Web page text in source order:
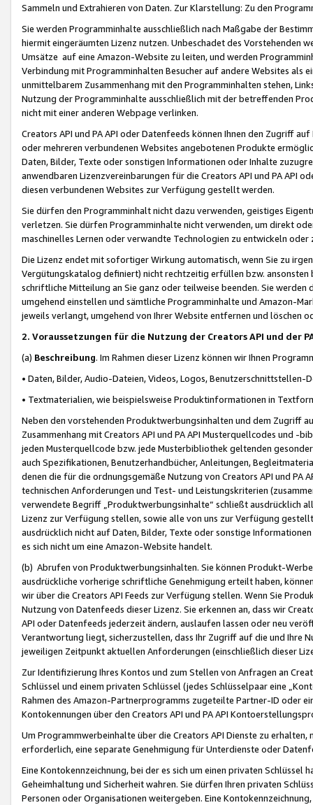
Sammeln und Extrahieren von Daten. Zur Klarstellung: Zu den
Sie werden Programminhalte ausschließlich nach Maßgabe der
hiermit eingeräumten Lizenz nutzen. Unbeschadet des Vorstehenden
Umsätze auf eine Amazon-Website zu leiten, und werden
Verbindung mit Programminhalten Besucher auf andere Websites als
unmittelbarem Zusammenhang mit den Programminhalten stehen,
Nutzung der Programminhalte ausschließlich mit der betreffenden
nicht mit einer anderen Webpage verlinken.
Creators API und PA API oder Datenfeeds können Ihnen den Zugriff
oder mehreren verbundenen Websites angebotenen Produkte
Daten, Bilder, Texte oder sonstigen Informationen oder Inhalte
anwendbaren Lizenzvereinbarungen für die Creators API und PA API
diesen verbundenen Websites zur Verfügung gestellt werden.
Sie dürfen den Programminhalt nicht dazu verwenden, geistiges
verletzen. Sie dürfen Programminhalte nicht verwenden, um direkt
maschinelles Lernen oder verwandte Technologien zu entwickeln
Die Lizenz endet mit sofortiger Wirkung automatisch, wenn Sie zu
Vergütungskatalog definiert) nicht rechtzeitig erfüllen bzw. ansonsten
schriftliche Mitteilung an Sie ganz oder teilweise beenden. Sie werden
umgehend einstellen und sämtliche Programminhalte und Amazon-
jeweils verlangt, umgehend von Ihrer Website entfernen und löschen
2. Voraussetzungen für die Nutzung der Creators API und der
(a) Beschreibung. Im Rahmen dieser Lizenz können wir Ihnen
• Daten, Bilder, Audio-Dateien, Videos, Logos, Benutzerschnittstellen-
• Textmaterialien, wie beispielsweise Produktinformationen in
Neben den vorstehenden Produktwerbungsinhalten und dem Zugriff
Zusammenhang mit Creators API und PA API Musterquellcodes und
jeden Musterquellcode bzw. jede Musterbibliothek geltenden
auch Spezifikationen, Benutzerhandbücher, Anleitungen,
denen die für die ordnungsgemäße Nutzung von Creators API und PA
technischen Anforderungen und Test- und Leistungskriterien
verwendete Begriff „Produktwerbungsinhalte“ schließt ausdrücklich
Lizenz zur Verfügung stellen, sowie alle von uns zur Verfügung
ausdrücklich nicht auf Daten, Bilder, Texte oder sonstige
es sich nicht um eine Amazon-Website handelt.
(b) Abrufen von Produktwerbungsinhalten. Sie können Produkt-
ausdrückliche vorherige schriftliche Genehmigung erteilt haben,
wir über die Creators API Feeds zur Verfügung stellen. Wenn Sie
Nutzung von Datenfeeds dieser Lizenz. Sie erkennen an, dass wir
API oder Datenfeeds jederzeit ändern, auslaufen lassen oder neu
Verantwortung liegt, sicherzustellen, dass Ihr Zugriff auf die und Ihre
jeweiligen Zeitpunkt aktuellen Anforderungen (einschließlich dieser
Zur Identifizierung Ihres Kontos und zum Stellen von Anfragen an
Schlüssel und einem privaten Schlüssel (jedes Schlüsselpaar eine
Rahmen des Amazon-Partnerprogramms zugeteilte Partner-ID oder
Kontokennungen über den Creators API und PA API
Um Programmwerbeinhalte über die Creators API Dienste zu
erforderlich, eine separate Genehmigung für Unterdienste oder
Eine Kontokennzeichnung, bei der es sich um einen privaten
Geheimhaltung und Sicherheit wahren. Sie dürfen Ihren privaten
Personen oder Organisationen weitergeben. Eine